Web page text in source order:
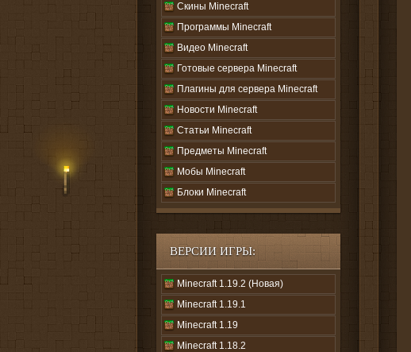
Скины Minecraft
Программы Minecraft
Видео Minecraft
Готовые сервера Minecraft
Плагины для сервера Minecraft
Новости Minecraft
Статьи Minecraft
Предметы Minecraft
Мобы Minecraft
Блоки Minecraft
ВЕРСИИ ИГРЫ:
Minecraft 1.19.2 (Новая)
Minecraft 1.19.1
Minecraft 1.19
Minecraft 1.18.2